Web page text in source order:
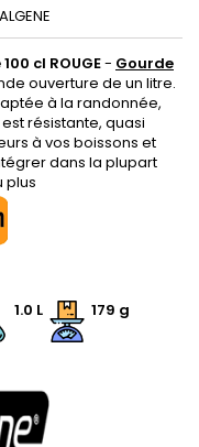
cl ROUGE- Gourde
ouverture de un litre.
à la randonnée,
est résistante, quasi
à vos boissons et
dans la plupart
plus
1.0 L 179 g